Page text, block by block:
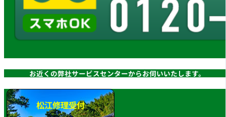
お近くの弊社サービスセンターからお伺いいたします。
松江修理受付